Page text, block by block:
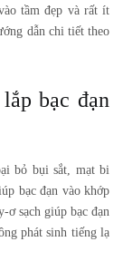
tầm đẹp và rất ít
dẫn chi tiết theo
bạc đạn
bỏ bụi sắt, mạt bi
bạc đạn vào khớp
ơ sạch giúp bạc đạn
phát sinh tiếng lạ